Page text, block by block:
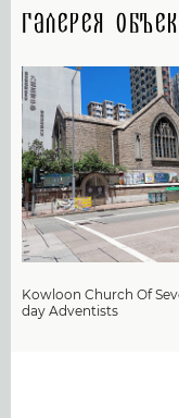
Галерея
Kowloon Church Of
day Adventists